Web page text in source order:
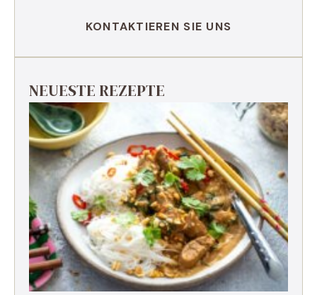
KONTAKTIEREN SIE UNS
NEUESTE REZEPTE